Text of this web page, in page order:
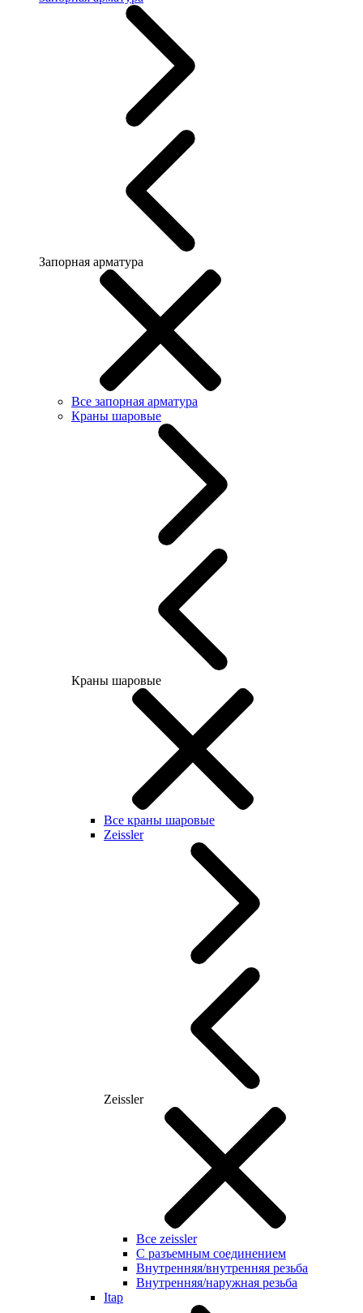
Запорная арматура
Все запорная арматура
Краны шаровые
Краны шаровые
Все краны шаровые
Zeissler
Zeissler
Все zeissler
С разъемным соединением
Внутренняя/внутренняя резьба
Внутренняя/наружная резьба
Itap